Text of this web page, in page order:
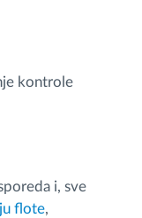
kontrole
i, sve
flote,